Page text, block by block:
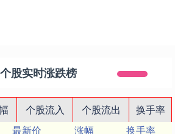
个股实时涨跌榜
个股流入 个股流出
换手率
最新价 涨幅
换手率